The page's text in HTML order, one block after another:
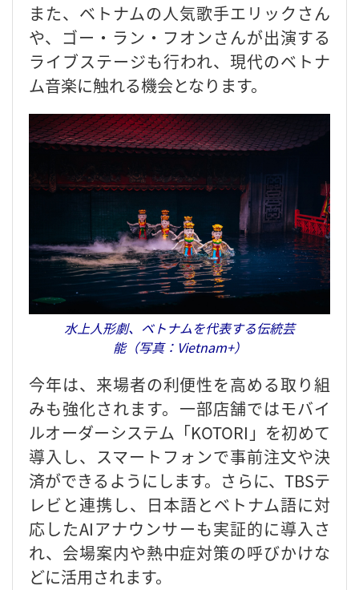
また、ベトナムの人気歌手エリックさん
や、ゴー・ラン・フオンさんが出演する
ライブステージも行われ、現代のベトナ
ム音楽に触れる機会となります。
水上人形劇、ベトナムを代表する伝統芸
能（写真：Vietnam+）
今年は、来場者の利便性を高める取り組
みも強化されます。一部店舗ではモバイ
ルオーダーシステム「KOTORI」を初めて
導入し、スマートフォンで事前注文や決
済ができるようにします。さらに、TBSテ
レビと連携し、日本語とベトナム語に対
応したAIアナウンサーも実証的に導入さ
れ、会場案内や熱中症対策の呼びかけな
どに活用されます。